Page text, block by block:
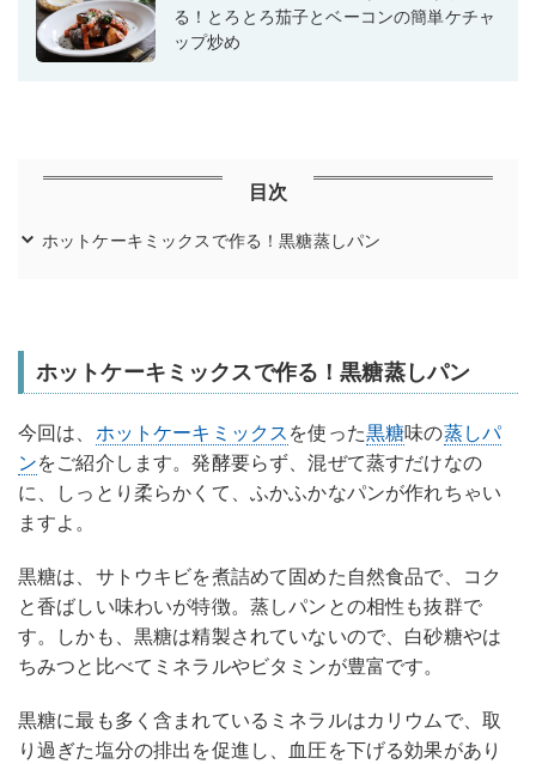
る！とろとろ茄子とベーコンの簡単ケチャ
ップ炒め
目次
ホットケーキミックスで作る！黒糖蒸しパン
ホットケーキミックスで作る！黒糖蒸しパン
今回は、 ホットケーキミックス を使った黒糖味の蒸しパ
ンをご紹介します。発酵要らず、混ぜて蒸すだけなの
に、しっとり柔らかくて、ふかふかなパンが作れちゃい
ますよ。
黒糖は、サトウキビを煮詰めて固めた自然食品で、コク
と香ばしい味わいが特徴。蒸しパンとの相性も抜群で
す。しかも、黒糖は精製されていないので、白砂糖やは
ちみつと比べてミネラルやビタミンが豊富です。
黒糖に最も多く含まれているミネラルはカリウムで、取
り過ぎた塩分の排出を促進し、血圧を下げる効果があり